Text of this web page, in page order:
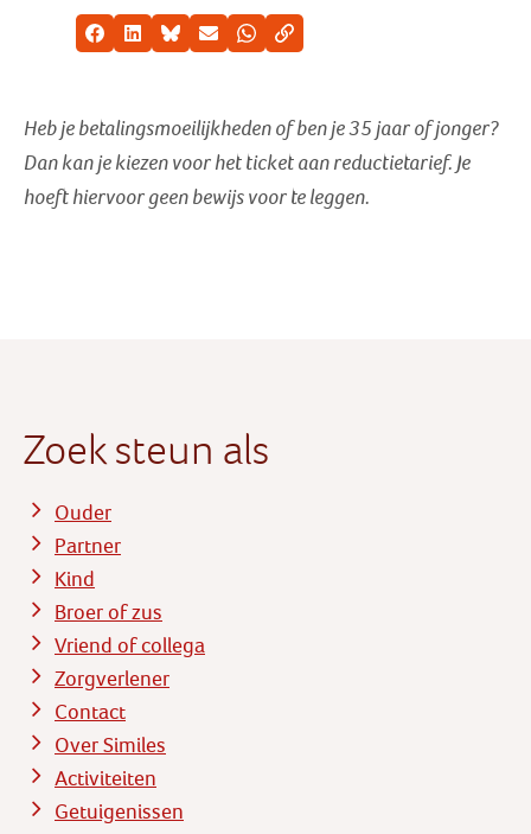
Facebook
LinkedInBlueskyE-mailWhatsappKopieer link
Heb je betalingsmoeilijkheden of ben je 35 jaar of jonger?
Dan kan je kiezen voor het ticket aan reductietarief. Je
hoeft hiervoor geen bewijs voor te leggen.
Zoek steun als
Ouder
Partner
Kind
Broer of zus
Vriend of collega
Zorgverlener
Contact
Over Similes
Activiteiten
Getuigenissen